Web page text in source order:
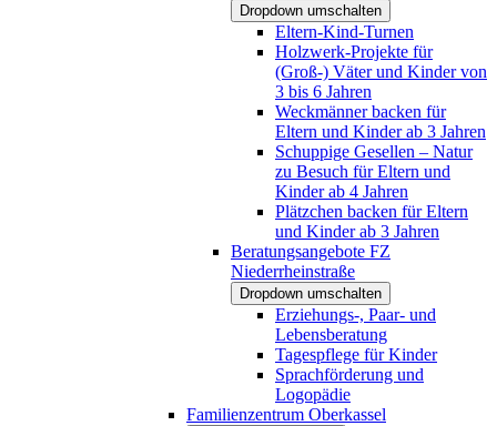
Dropdown umschalten
Eltern-Kind-Turnen
Holzwerk-Projekte für
(Groß-) Väter und Kinder von
3 bis 6 Jahren
Weckmänner backen für
Eltern und Kinder ab 3 Jahren
Schuppige Gesellen – Natur
zu Besuch für Eltern und
Kinder ab 4 Jahren
Plätzchen backen für Eltern
und Kinder ab 3 Jahren
Beratungsangebote FZ
Niederrheinstraße
Dropdown umschalten
Erziehungs-, Paar- und
Lebensberatung
Tagespflege für Kinder
Sprachförderung und
Logopädie
Familienzentrum Oberkassel